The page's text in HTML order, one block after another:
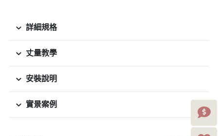
詳細規格
丈量教學
安裝說明
實景案例